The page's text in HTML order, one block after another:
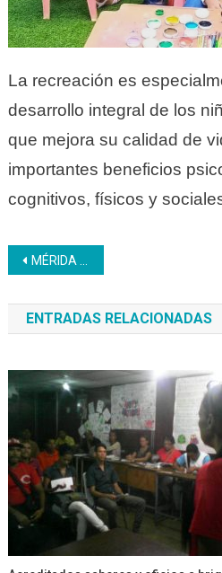
La recreación es
desarrollo integral de los
que mejora su calidad de
importantes beneficios
cognitivos, físicos y
Navegación
de
entradas
MÉRIDA | Jóvenes del PNA de Mérida realizaron Excursión a la Sierra de La Culata
ENTRADAS RELACIONADAS